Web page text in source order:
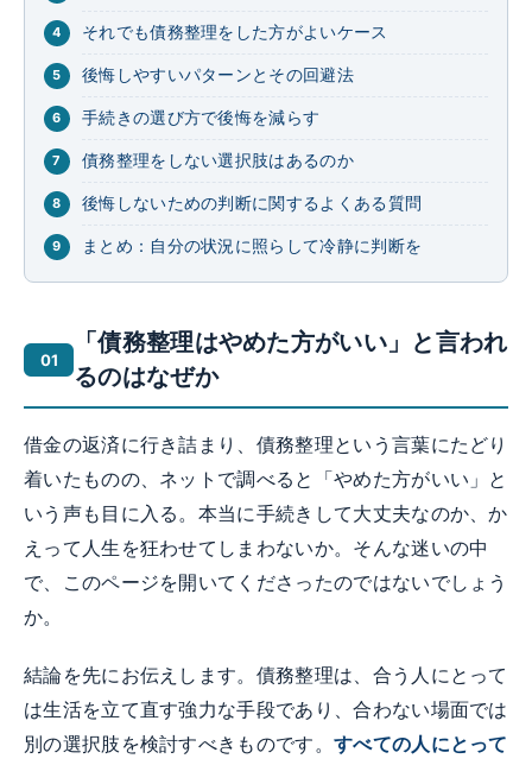
それでも債務整理をした方がよいケース
後悔しやすいパターンとその回避法
手続きの選び方で後悔を減らす
債務整理をしない選択肢はあるのか
後悔しないための判断に関するよくある質問
まとめ：自分の状況に照らして冷静に判断を
「債務整理はやめた方がいい」と言われ
るのはなぜか
借金の返済に行き詰まり、債務整理という言葉にたどり
着いたものの、ネットで調べると「やめた方がいい」と
いう声も目に入る。本当に手続きして大丈夫なのか、か
えって人生を狂わせてしまわないか。そんな迷いの中
で、このページを開いてくださったのではないでしょう
か。
結論を先にお伝えします。債務整理は、合う人にとって
は生活を立て直す強力な手段であり、合わない場面では
別の選択肢を検討すべきものです。 すべての人にとって